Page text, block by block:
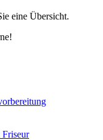
eine Übersicht.